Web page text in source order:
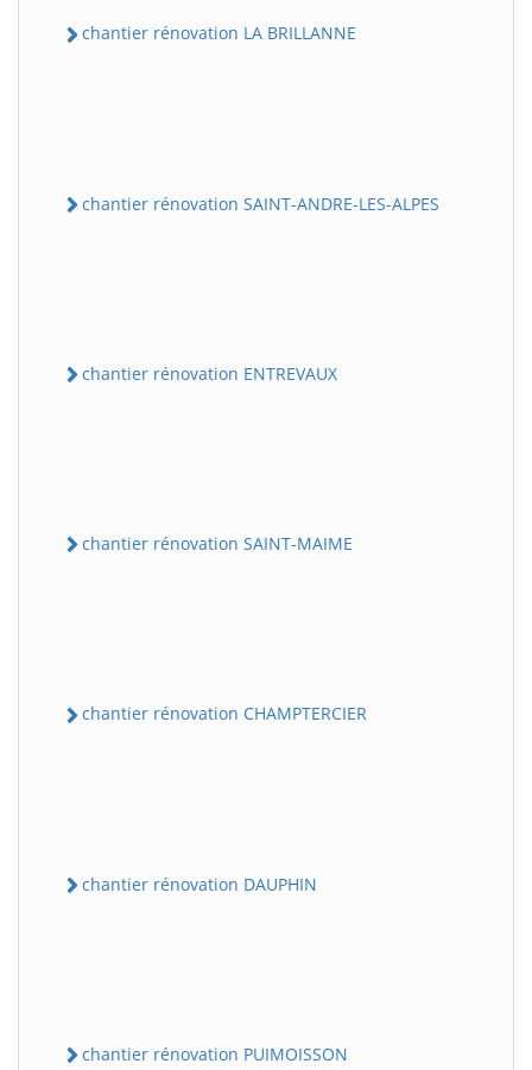
chantier rénovation LA BRILLANNE
chantier rénovation SAINT-ANDRE-LES-ALPES
chantier rénovation ENTREVAUX
chantier rénovation SAINT-MAIME
chantier rénovation CHAMPTERCIER
chantier rénovation DAUPHIN
chantier rénovation PUIMOISSON